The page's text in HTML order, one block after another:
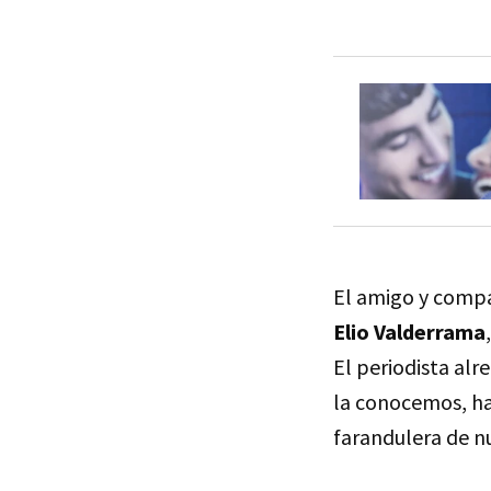
El amigo y
Elio Valderrama
El periodista
la conocemos,
farandulera de